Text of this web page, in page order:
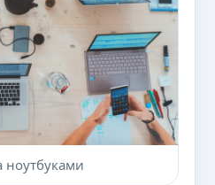
ноутбуками